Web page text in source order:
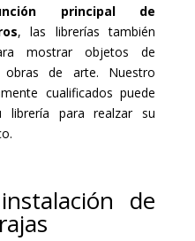
principal de
, las librerías también
mostrar objetos de
de arte. Nuestro
cualificados puede
librería para realzar su
de